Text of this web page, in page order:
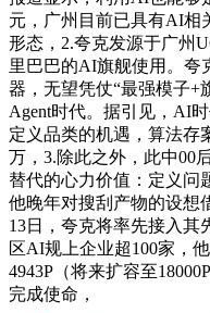
元，广州目前已具有AI相
形态，2.夸克发源于广州
里巴巴的AI旗舰使用。夸
器，无望凭仗“最强模子+
Agent时代。据引见，AI
定义品类的机遇，算法存
万，3.除此之外，此中00
替代的心力价值：定义问
他晚年对搜刮产物的设想
13日，夸克将率先接入其
区AI规上企业超100家，
4943P（将来扩容至
完成使命，